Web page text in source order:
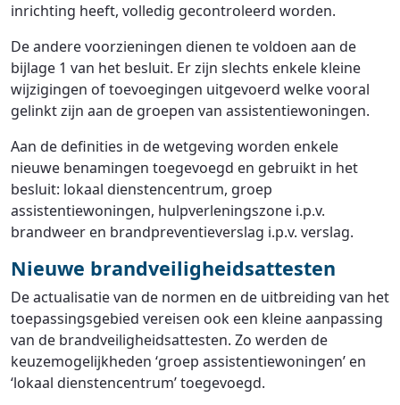
inrichting heeft, volledig gecontroleerd worden.
De andere voorzieningen dienen te voldoen aan de
bijlage 1 van het besluit. Er zijn slechts enkele kleine
wijzigingen of toevoegingen uitgevoerd welke vooral
gelinkt zijn aan de groepen van assistentiewoningen.
Aan de definities in de wetgeving worden enkele
nieuwe benamingen toegevoegd en gebruikt in het
besluit: lokaal dienstencentrum, groep
assistentiewoningen, hulpverleningszone i.p.v.
brandweer en brandpreventieverslag i.p.v. verslag.
Nieuwe brandveiligheidsattesten
De actualisatie van de normen en de uitbreiding van het
toepassingsgebied vereisen ook een kleine aanpassing
van de brandveiligheidsattesten. Zo werden de
keuzemogelijkheden ‘groep assistentiewoningen’ en
‘lokaal dienstencentrum’ toegevoegd.